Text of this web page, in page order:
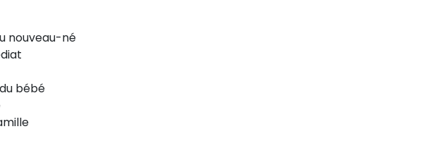
nouveau-né
bébé